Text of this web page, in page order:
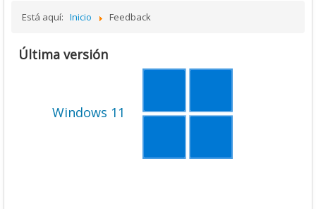
Está aquí: Inicio Feedback
Última versión
Windows 11